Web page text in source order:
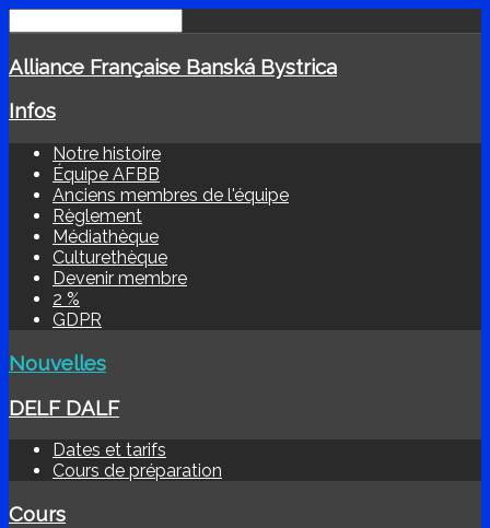
Alliance Française Banská Bystrica
Infos
Notre histoire
Équipe AFBB
Anciens membres de l'équipe
Règlement
Médiathèque
Culturethèque
Devenir membre
2 %
GDPR
Nouvelles
DELF DALF
Dates et tarifs
Cours de préparation
Cours